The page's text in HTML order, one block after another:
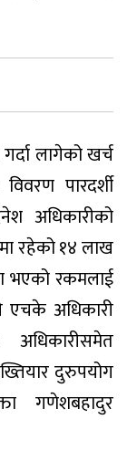
लागेको खर्च
पारदर्शी
अधिकारीको
रहेको १४ लाख
भएको रकमलाई
एचके अधिकारी
दुरुपयोग
गणेशबहादुर